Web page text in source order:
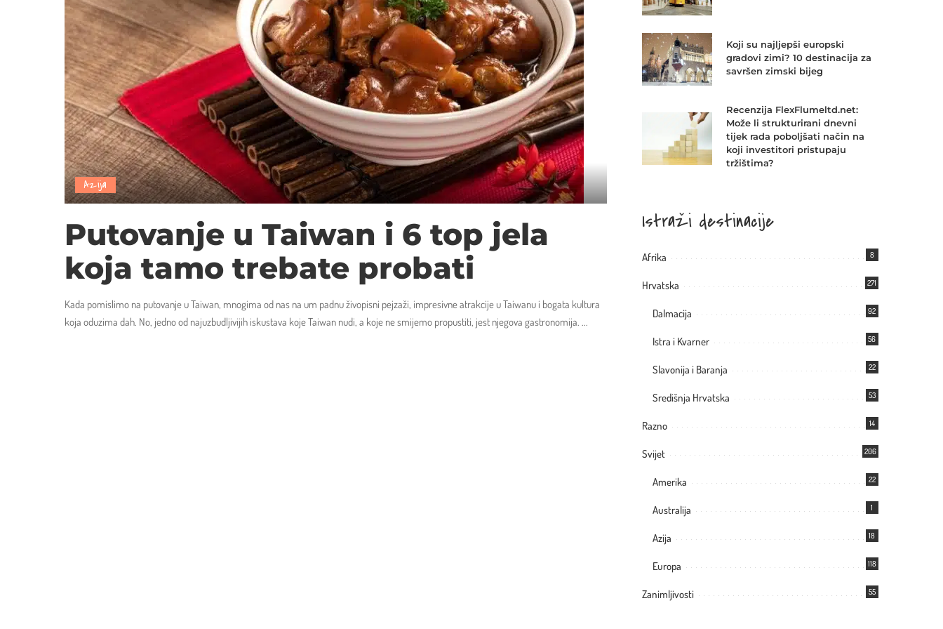
Azija
Putovanje u Taiwan i 6 top jela
koja tamo trebate probati
Kada pomislimo na putovanje u Taiwan, mnogima od nas na um padnu živopisni pejzaži, impresivne atrakcije u Taiwanu i bogata kultura
koja oduzima dah. No, jedno od najuzbudljivijih iskustava koje Taiwan nudi, a koje ne smijemo propustiti, jest njegova gastronomija. ...
Koji su najljepši europski
gradovi zimi? 10 destinacija za
savršen zimski bijeg
Recenzija FlexFlumeltd.net:
Može li strukturirani dnevni
tijek rada poboljšati način na
koji investitori pristupaju
tržištima?
Istraži destinacije
Afrika 8
Hrvatska 271
Dalmacija 92
Istra i Kvarner 56
Slavonija i Baranja 22
Središnja Hrvatska 53
Razno 14
Svijet 206
Amerika 22
Australija 1
Azija 18
Europa 118
Zanimljivosti 55